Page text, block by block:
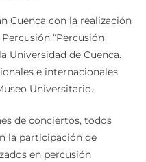
Cuenca con la realización
“Percusión
Universidad de Cuenca.
e internacionales
Universitario.
de conciertos, todos
la participación de
en percusión